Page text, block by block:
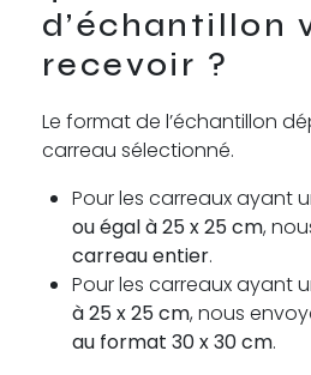
d’échantillon
recevoir ?
Le format de l’échantillon
carreau sélectionné.
Pour les carreaux ayant
ou égal à 25 x 25 cm,
carreau entier.
Pour les carreaux ayant
à 25 x 25 cm, nous
au format 30 x 30 cm.